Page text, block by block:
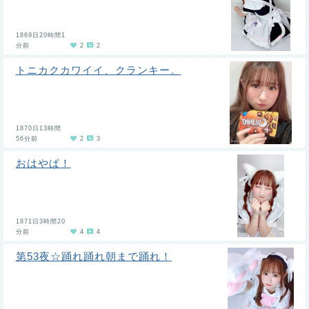
1869日20時間1
分前
2 2
トニカクカワイイ、クランキー。
1870日13時間
56分前
2 3
おはやぱ！
1871日3時間20
分前
4 4
第53夜☆踊れ踊れ朝まで踊れ！